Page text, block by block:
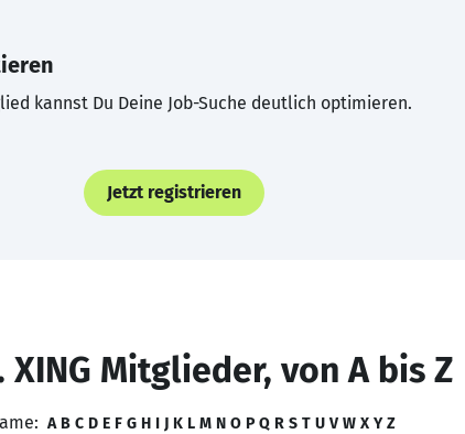
kannst Du Deine Job-Suche deutlich optimieren.
Jetzt registrieren
XING Mitglieder, von A bis Z
A B C D E F G H I J K L M N O P Q R S T U V W X Y Z